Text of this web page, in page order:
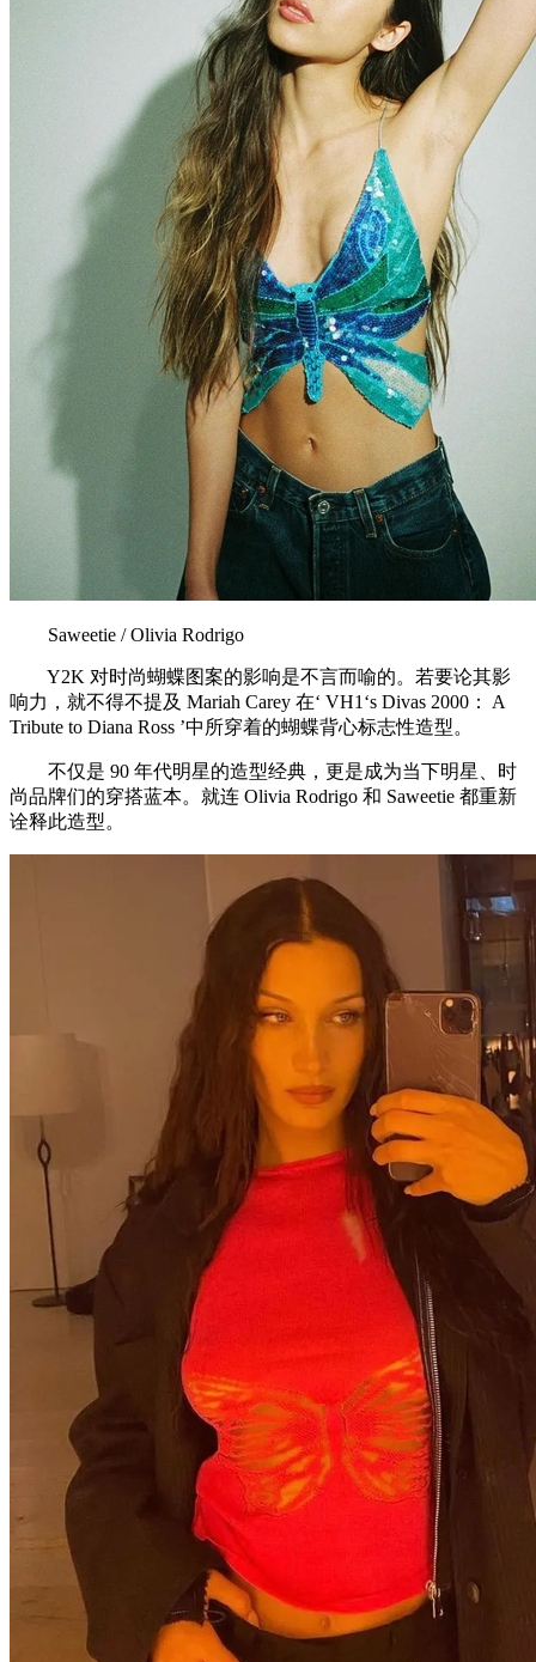
Saweetie / Olivia Rodrigo
Y2K 对时尚蝴蝶图案的影响是不言而喻的。若要论其影
响力，就不得不提及 Mariah Carey 在‘ VH1‘s Divas 2000： A
Tribute to Diana Ross ’中所穿着的蝴蝶背心标志性造型。
不仅是 90 年代明星的造型经典，更是成为当下明星、时
尚品牌们的穿搭蓝本。就连 Olivia Rodrigo 和 Saweetie 都重新
诠释此造型。